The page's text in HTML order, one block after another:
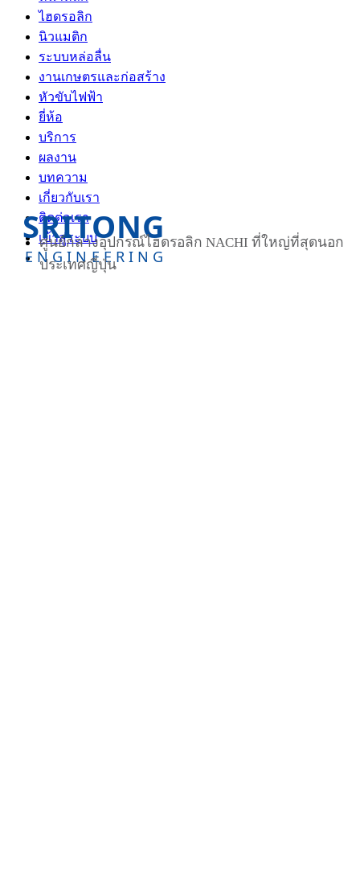
ไฮดรอลิก
นิวแมติก
ระบบหล่อลื่น
งานเกษตรและก่อสร้าง
หัวขับไฟฟ้า
ยี่ห้อ
บริการ
ผลงาน
บทความ
เกี่ยวกับเรา
ติดต่อเรา
เข้าสู่ระบบ
ENGINEERING
SRITONG
ศูนย์กลางอุปกรณ์ไฮดรอลิก NACHI ที่ใหญ่ที่สุดนอก
ประเทศญี่ปุ่น